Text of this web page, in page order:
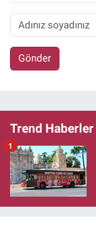
Gönder
Trend Haberler
1